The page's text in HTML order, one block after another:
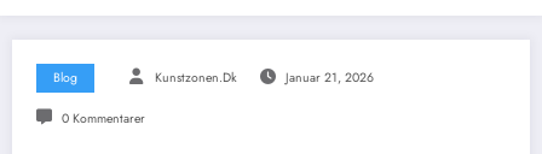
Blog Kunstzonen.dk Januar 21, 2026
0 Kommentarer